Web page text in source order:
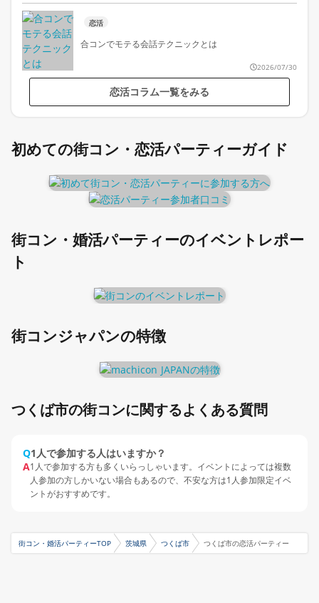
恋活
合コンでモテる会話テクニックとは
2026/07/30
恋活コラム一覧をみる
初めての街コン・恋活パーティーガイド
街コン・婚活パーティーのイベントレポー
ト
街コンジャパンの特徴
つくば市の街コンに関するよくある質問
Q1人で参加する人はいますか？
A1人で参加する方も多くいらっしゃいます。イベントによっては複数
人参加の方しかいない場合もあるので、不安な方は1人参加限定イベ
ントがおすすめです。
街コン・婚活パーティーTOP 茨城県 つくば市 つくば市の恋活パーティー